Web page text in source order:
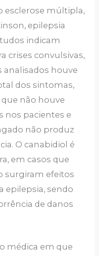
esclerose múltipla,
epilepsia
indicam
crises convulsivas,
analisados houve
dos sintomas,
não houve
nos pacientes e
não produz
O canabidiol é
em casos que
surgiram efeitos
epilepsia, sendo
de danos
médica em que